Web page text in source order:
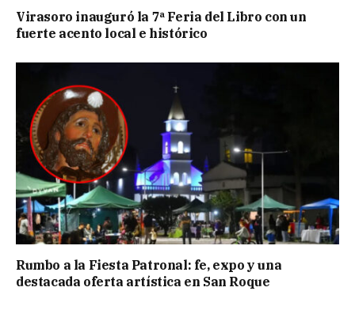
Virasoro inauguró la 7ª Feria del Libro con un
fuerte acento local e histórico
Rumbo a la Fiesta Patronal: fe, expo y una
destacada oferta artística en San Roque